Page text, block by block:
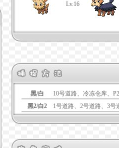
Lv.16
黑/白
10号道路、冷冻仓库、
黑2/白2
1号道路、2号道路、3号